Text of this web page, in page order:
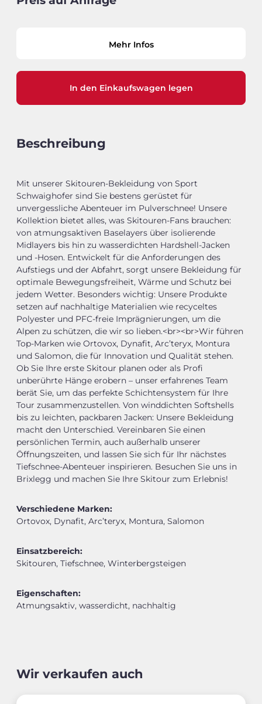
Mehr Infos
In den Einkaufswagen legen
Beschreibung
Mit unserer Skitouren-Bekleidung von Sport
Schwaighofer sind Sie bestens gerüstet für
unvergessliche Abenteuer im Pulverschnee! Unsere
Kollektion bietet alles, was Skitouren-Fans brauchen:
von atmungsaktiven Baselayers über isolierende
Midlayers bis hin zu wasserdichten Hardshell-Jacken
und -Hosen. Entwickelt für die Anforderungen des
Aufstiegs und der Abfahrt, sorgt unsere Bekleidung für
optimale Bewegungsfreiheit, Wärme und Schutz bei
jedem Wetter. Besonders wichtig: Unsere Produkte
setzen auf nachhaltige Materialien wie recyceltes
Polyester und PFC-freie Imprägnierungen, um die
Alpen zu schützen, die wir so lieben.<br><br>Wir führen
Top-Marken wie Ortovox, Dynafit, Arc’teryx, Montura
und Salomon, die für Innovation und Qualität stehen.
Ob Sie Ihre erste Skitour planen oder als Profi
unberührte Hänge erobern – unser erfahrenes Team
berät Sie, um das perfekte Schichtensystem für Ihre
Tour zusammenzustellen. Von winddichten Softshells
bis zu leichten, packbaren Jacken: Unsere Bekleidung
macht den Unterschied. Vereinbaren Sie einen
persönlichen Termin, auch außerhalb unserer
Öffnungszeiten, und lassen Sie sich für Ihr nächstes
Tiefschnee-Abenteuer inspirieren. Besuchen Sie uns in
Brixlegg und machen Sie Ihre Skitour zum Erlebnis!
Verschiedene Marken:
Ortovox, Dynafit, Arc’teryx, Montura, Salomon
Einsatzbereich:
Skitouren, Tiefschnee, Winterbergsteigen
Eigenschaften:
Atmungsaktiv, wasserdicht, nachhaltig
Wir verkaufen auch